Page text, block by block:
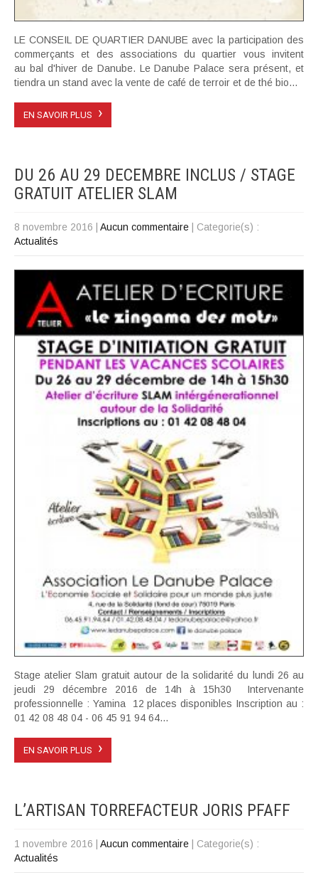
LE CONSEIL DE QUARTIER DANUBE avec la participation des
commerçants et des associations du quartier vous invitent
au bal d'hiver de Danube. Le Danube Palace sera présent, et
tiendra un stand avec la vente de café de terroir et de thé bio...
EN SAVOIR PLUS ›
DU 26 AU 29 DECEMBRE INCLUS / STAGE
GRATUIT ATELIER SLAM
8 novembre 2016 Aucun commentaire
| Categorie(s) :
Actualités
Stage atelier Slam gratuit autour de la solidarité du lundi 26 au
jeudi 29 décembre 2016 de 14h à 15h30 Intervenante
professionnelle : Yamina 12 places disponibles Inscription au :
01 42 08 48 04 - 06 45 91 94 64...
EN SAVOIR PLUS ›
L’ARTISAN TORREFACTEUR JORIS PFAFF
1 novembre 2016 Aucun commentaire
| Categorie(s) :
Actualités